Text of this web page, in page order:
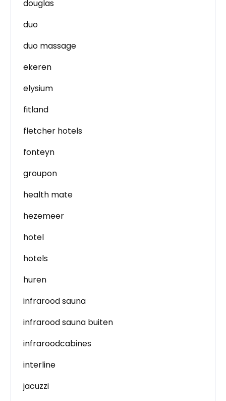
douglas
duo
duo massage
ekeren
elysium
fitland
fletcher hotels
fonteyn
groupon
health mate
hezemeer
hotel
hotels
huren
infrarood sauna
infrarood sauna buiten
infraroodcabines
interline
jacuzzi